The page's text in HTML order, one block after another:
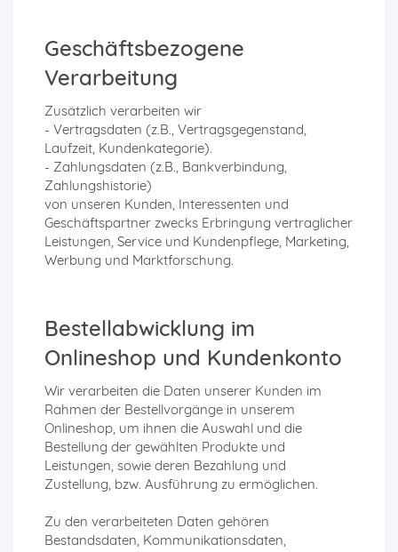
Geschäftsbezogene
Verarbeitung
Zusätzlich verarbeiten wir
- Vertragsdaten (z.B., Vertragsgegenstand,
Laufzeit, Kundenkategorie).
- Zahlungsdaten (z.B., Bankverbindung,
Zahlungshistorie)
von unseren Kunden, Interessenten und
Geschäftspartner zwecks Erbringung vertraglicher
Leistungen, Service und Kundenpflege, Marketing,
Werbung und Marktforschung.
Bestellabwicklung im
Onlineshop und Kundenkonto
Wir verarbeiten die Daten unserer Kunden im
Rahmen der Bestellvorgänge in unserem
Onlineshop, um ihnen die Auswahl und die
Bestellung der gewählten Produkte und
Leistungen, sowie deren Bezahlung und
Zustellung, bzw. Ausführung zu ermöglichen.
Zu den verarbeiteten Daten gehören
Bestandsdaten, Kommunikationsdaten,